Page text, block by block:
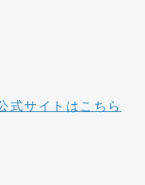
サイトはこちら